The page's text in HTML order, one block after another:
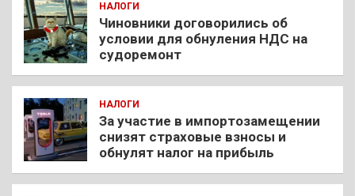
НАЛОГИ
Чиновники договорились об
условии для обнуления НДС на
судоремонт
НАЛОГИ
За участие в импортозамещении
снизят страховые взносы и
обнулят налог на прибыль